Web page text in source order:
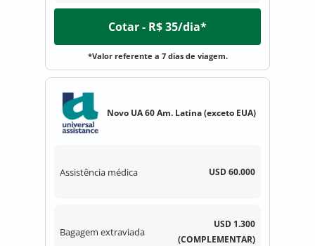
Cotar - R$ 35/dia*
*Valor referente a 7 dias de viagem.
Novo UA 60 Am. Latina (exceto EUA)
Assistência médica USD 60.000
Bagagem extraviada
USD 1.300
(COMPLEMENTAR)